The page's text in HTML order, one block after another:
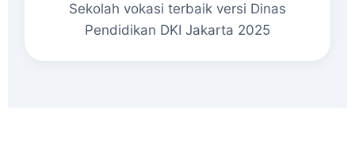
Sekolah vokasi terbaik versi Dinas
Pendidikan DKI Jakarta 2025